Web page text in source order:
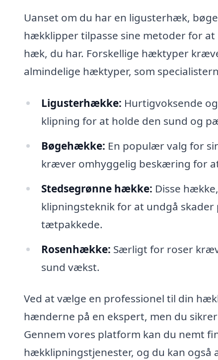
Uanset om du har en ligusterhæk,
hækklipper tilpasse sine metoder for
hæk, du har. Forskellige hæktyper
almindelige hæktyper, som
Ligusterhække: Hurtigvoksende
klipning for at holde den sund og
Bøgehække: En populær valg for
kræver omhyggelig beskæring for
Stedsegrønne hække: Disse
klipningsteknik for at undgå
tætpakkede.
Rosenhække: Særligt for roser
sund vækst.
Ved at vælge en professionel til din
hænderne på en ekspert, men du
Gennem vores platform kan du nemt
hækklipningstjenester, og du kan også